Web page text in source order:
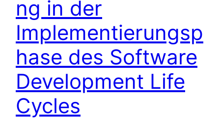
ng in der
Implementierungsp
hase des Software
Development Life
Cycles